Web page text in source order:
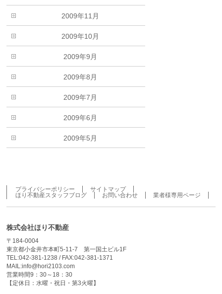
2009年11月
2009年10月
2009年9月
2009年8月
2009年7月
2009年6月
2009年5月
プライバシーポリシー
サイトマップ
ほり不動産スタッフブログ
お問い合わせ 業者様専用ページ
株式会社ほり不動産
〒184-0004
東京都小金井市本町5-11-7 第一国土ビル1F
TEL:042-381-1238 / FAX:042-381-1371
MAIL:info@hori2103.com
営業時間9：30～18：30
【定休日：水曜・祝日・第3火曜】